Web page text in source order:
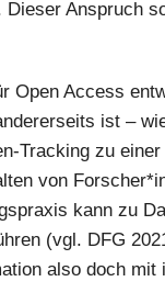
Anspruch
Open Access
ist –
Tracking zu
von
kann zu
(vgl. DFG
also doch mit